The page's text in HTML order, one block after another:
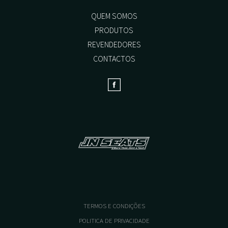
QUEM SOMOS
PRODUTOS
REVENDEDORES
CONTACTOS
TERMOS E CONDIÇÕES
POLITICA DE PRIVACIDADE